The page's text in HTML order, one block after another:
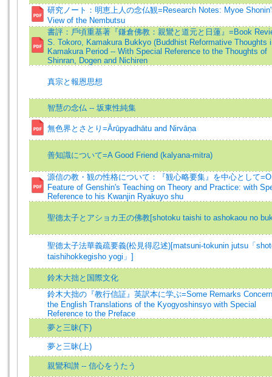
研究ノート：明恵上人の念仏観=Research Notes: Myoe
View of the Nembutsu
書評：戶頃重基著『鎌倉佛教：親鸞と道元と日蓮』=Book
S. Tokoro, Kamakura Bukkyo (Buddhist Reformative Thoughts
Kamakura Period -- With Special Reference to the Thoughts of
Shinran, Dogen and Nichiren
真宗と報恩思想
智慧の念仏 -- 坂東性純集
無色界とさとり=Ārūpyadhātu and Nirvāṇa
善知識について=A Good Friend (kalyana-mitra)
源信の教・観の性格について：『観心略要集』を中心として
Feature of Genshin's Teaching on Theory and Practice: with
Reference to his Kwanjin Ryakuyo shu
聖德太子とアショカ王の佛教[shotoku taishi to ashokaou no
聖德太子法華義疏要義(松見得忍述)[matsuni-tokunin jutsu「
taishihokkegisho yogi」]
鈴木大拙と国際文化
鈴木大拙の『教行信証』英訳本に学ぶ=Some Remarks
the English Translations of the Kyogyoshinsyo with Special
Reference to the Preface
夢と三昧(下)
夢と三昧(上)
親鸞和讃 -- 信心をうたう